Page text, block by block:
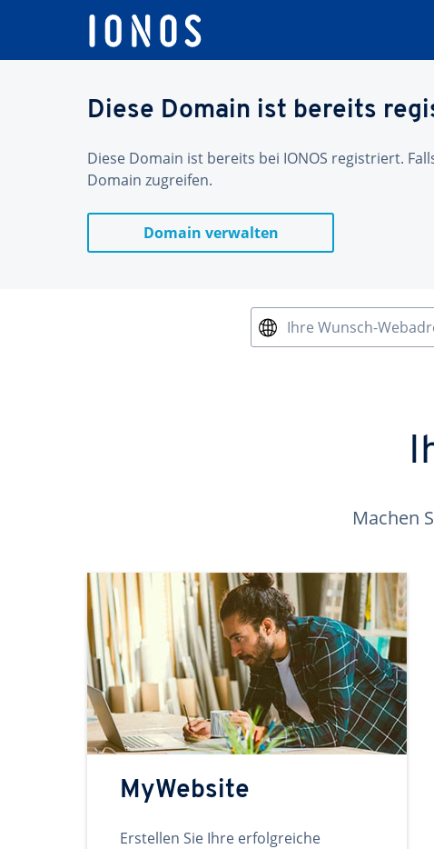
Diese Domain ist bereits
Diese Domain ist bereits bei IONOS registriert.
Domain zugreifen.
Domain verwalten
Ihre Wunsch-
Machen
MyWebsite
Erstellen Sie Ihre erfolgreiche